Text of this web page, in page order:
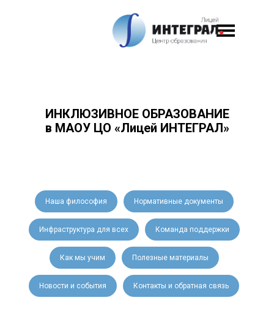
ИНКЛЮЗИВНОЕ ОБРАЗОВАНИЕ
в МАОУ ЦО «Лицей ИНТЕГРАЛ»
Наша философия Нормативные документы
Инфраструктура для всех Команда поддержки
Как мы учим Полезные материалы
Новости и события Контакты и обратная связь